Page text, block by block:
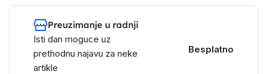
Preuzimanje u radnji
Isti dan moguce uz
prethodnu najavu za neke
artikle
Besplatno